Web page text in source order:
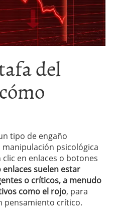
del
tipo de engaño
psicológica
en enlaces o botones
suelen estar
o críticos, a menudo
como el rojo, para
pensamiento crítico.